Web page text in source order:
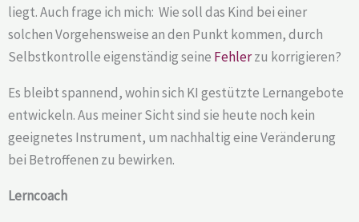
liegt. Auch frage ich mich: Wie soll das Kind bei einer
solchen Vorgehensweise an den Punkt kommen, durch
Selbstkontrolle eigenständig seine Fehlerzu korrigieren?
Es bleibt spannend, wohin sich KI gestützte Lernangebote
entwickeln. Aus meiner Sicht sind sie heute noch kein
geeignetes Instrument, um nachhaltig eine Veränderung
bei Betroffenen zu bewirken.
Lerncoach